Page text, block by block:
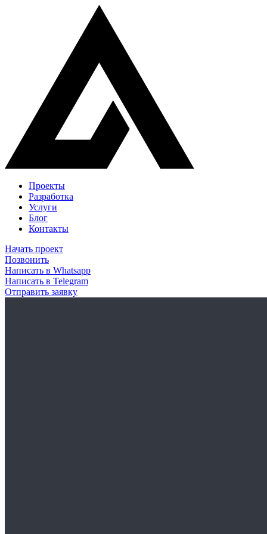
Проекты
Разработка
Услуги
Блог
Контакты
Начать проект
Позвонить
Написать в Whatsapp
Написать в Telegram
Отправить заявку